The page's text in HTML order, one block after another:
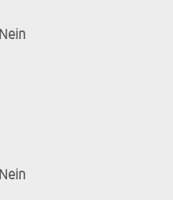
Nein
Nein